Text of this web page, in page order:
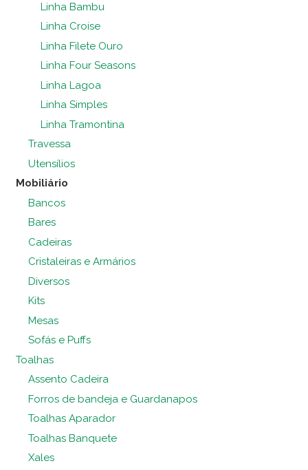
Linha Bambu
Linha Croise
Linha Filete Ouro
Linha Four Seasons
Linha Lagoa
Linha Simples
Linha Tramontina
Travessa
Utensílios
Mobiliário
Bancos
Bares
Cadeiras
Cristaleiras e Armários
Diversos
Kits
Mesas
Sofás e Puffs
Toalhas
Assento Cadeira
Forros de bandeja e Guardanapos
Toalhas Aparador
Toalhas Banquete
Xales